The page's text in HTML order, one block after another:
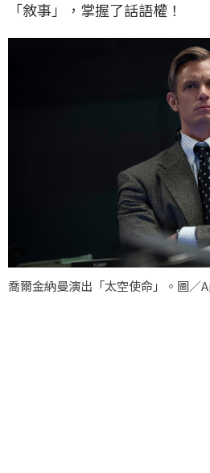
「敘事」，掌握了話語權！
喬爾金納曼演出「太空使命」。圖／